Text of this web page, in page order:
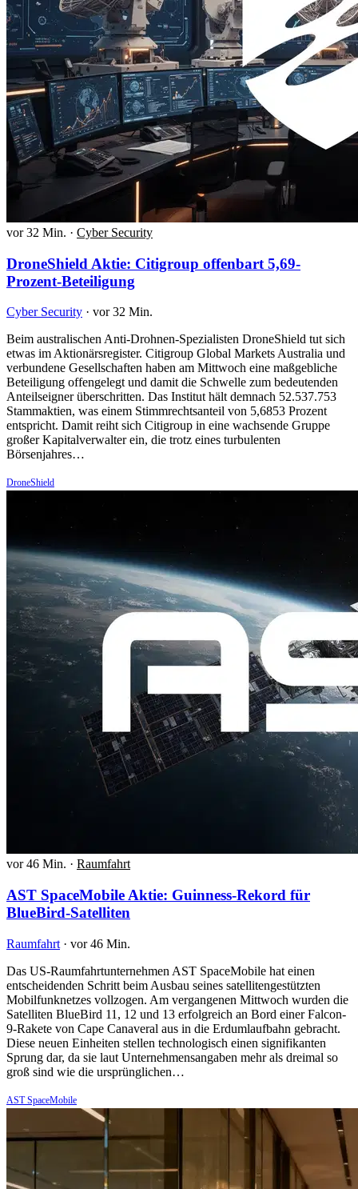
vor 32 Min. · Cyber Security
DroneShield Aktie: Citigroup offenbart 5,69-
Prozent-Beteiligung
Cyber Security · vor 32 Min.
Beim australischen Anti-Drohnen-Spezialisten DroneShield tut sich
etwas im Aktionärsregister. Citigroup Global Markets Australia und
verbundene Gesellschaften haben am Mittwoch eine maßgebliche
Beteiligung offengelegt und damit die Schwelle zum bedeutenden
Anteilseigner überschritten. Das Institut hält demnach 52.537.753
Stammaktien, was einem Stimmrechtsanteil von 5,6853 Prozent
entspricht. Damit reiht sich Citigroup in eine wachsende Gruppe
großer Kapitalverwalter ein, die trotz eines turbulenten
Börsenjahres…
DroneShield
vor 46 Min. · Raumfahrt
AST SpaceMobile Aktie: Guinness-Rekord für
BlueBird-Satelliten
Raumfahrt · vor 46 Min.
Das US-Raumfahrtunternehmen AST SpaceMobile hat einen
entscheidenden Schritt beim Ausbau seines satellitengestützten
Mobilfunknetzes vollzogen. Am vergangenen Mittwoch wurden die
Satelliten BlueBird 11, 12 und 13 erfolgreich an Bord einer Falcon-
9-Rakete von Cape Canaveral aus in die Erdumlaufbahn gebracht.
Diese neuen Einheiten stellen technologisch einen signifikanten
Sprung dar, da sie laut Unternehmensangaben mehr als dreimal so
groß sind wie die ursprünglichen…
AST SpaceMobile